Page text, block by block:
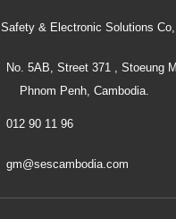
Safety & Electronic Solutions
No. 5AB, Street 371 , Stoeung
Phnom Penh, Cambodia.
012 90 11 96
gm@sescambodia.com